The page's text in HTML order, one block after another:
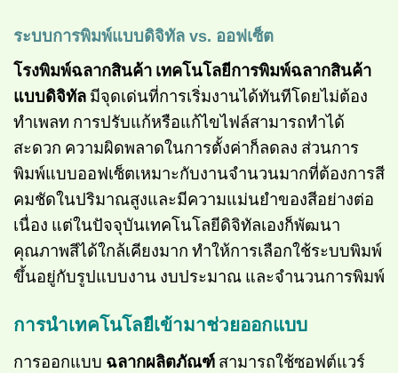
ระบบการพิมพ์แบบดิจิทัล vs. ออฟเซ็ต
โรงพิมพ์ฉลากสินค้า เทคโนโลยีการพิมพ์ฉลากสินค้า
แบบดิจิทัล มีจุดเด่นที่การเริ่มงานได้ทันทีโดยไม่ต้อง
ทำเพลท การปรับแก้หรือแก้ไขไฟล์สามารถทำได้
สะดวก ความผิดพลาดในการตั้งค่าก็ลดลง ส่วนการ
พิมพ์แบบออฟเซ็ตเหมาะกับงานจำนวนมากที่ต้องการสี
คมชัดในปริมาณสูงและมีความแม่นยำของสีอย่างต่อ
เนื่อง แต่ในปัจจุบันเทคโนโลยีดิจิทัลเองก็พัฒนา
คุณภาพสีได้ใกล้เคียงมาก ทำให้การเลือกใช้ระบบพิมพ์
ขึ้นอยู่กับรูปแบบงาน งบประมาณ และจำนวนการพิมพ์
การนำเทคโนโลยีเข้ามาช่วยออกแบบ
การออกแบบ ฉลากผลิตภัณฑ์ สามารถใช้ซอฟต์แวร์